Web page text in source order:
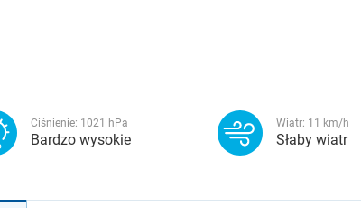
Ciśnienie: 1021 hPa
Bardzo wysokie
Wiatr: 11 km/h
Słaby wiatr